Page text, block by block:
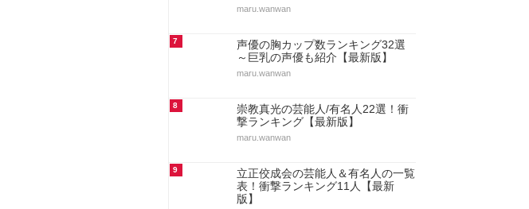
maru.wanwan
7
声優の胸カップ数ランキング32選
～巨乳の声優も紹介【最新版】
maru.wanwan
8
崇教真光の芸能人/有名人22選！衝
撃ランキング【最新版】
maru.wanwan
9
立正佼成会の芸能人＆有名人の一覧
表！衝撃ランキング11人【最新
版】